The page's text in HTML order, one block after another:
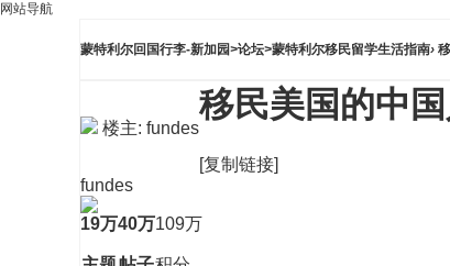
网站导航
蒙特利尔回国行李-新加园>论坛>蒙特利尔移民留学生活指南›
楼主: fundes
移民美国的中
[复制链接]
fundes
19万40万109万